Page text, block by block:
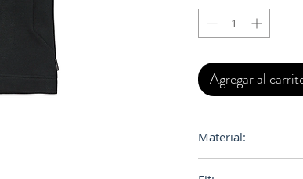
Agregar al
Material: